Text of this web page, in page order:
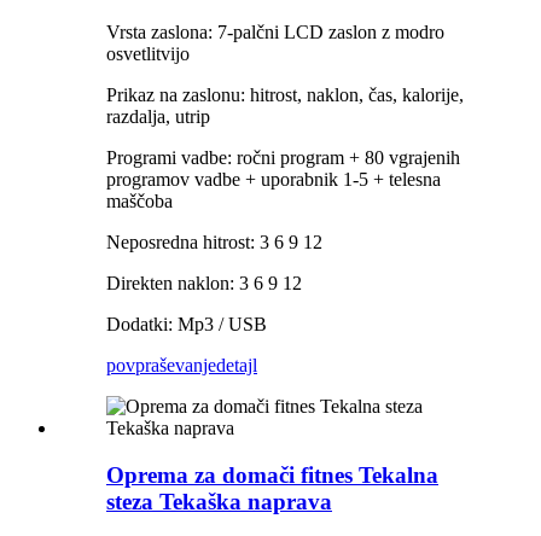
Vrsta zaslona: 7-palčni LCD zaslon z modro
osvetlitvijo
Prikaz na zaslonu: hitrost, naklon, čas, kalorije,
razdalja, utrip
Programi vadbe: ročni program + 80 vgrajenih
programov vadbe + uporabnik 1-5 + telesna
maščoba
Neposredna hitrost: 3 6 9 12
Direkten naklon: 3 6 9 12
Dodatki: Mp3 / USB
povpraševanjedetajl
Oprema za domači fitnes Tekalna
steza Tekaška naprava